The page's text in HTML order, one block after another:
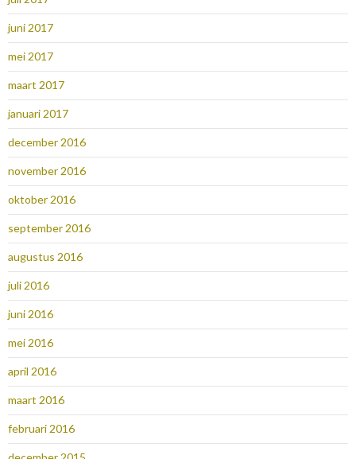
juni 2017
mei 2017
maart 2017
januari 2017
december 2016
november 2016
oktober 2016
september 2016
augustus 2016
juli 2016
juni 2016
mei 2016
april 2016
maart 2016
februari 2016